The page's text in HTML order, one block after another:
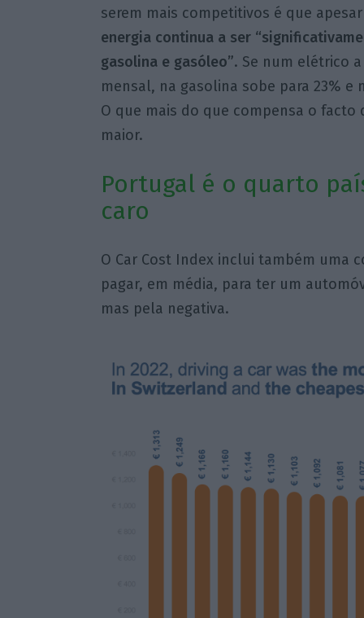
serem mais competitivos é que
energia continua a ser
gasolina e gasóleo”. Se num elétrico
mensal, na gasolina sobe para 23%
O que mais do que compensa o
maior.
Portugal é o quarto
caro
O Car Cost Index inclui também uma
pagar, em média, para ter um
mas pela negativa.